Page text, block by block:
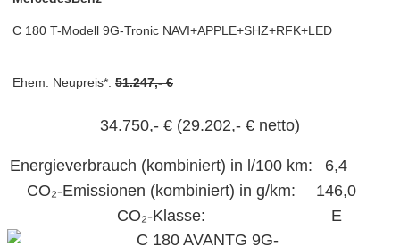
C 180 T-Modell 9G-Tronic NAVI+APPLE+SHZ+RFK+LED
Ehem. Neupreis*: 51.247,- €
34.750,- € (29.202,- € netto)
Energieverbrauch (kombiniert) in l/100 km:
6,4
CO₂-Emissionen (kombiniert) in g/km:
146,0
CO₂-Klasse:
E